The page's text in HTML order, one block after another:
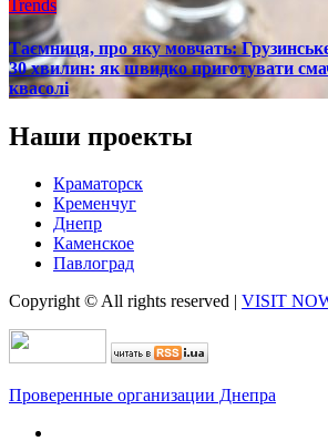
Trends
Таємниця, про яку мовчать:
30 хвилин: як швидко приготувати
квасолі
Наши проекты
Краматорск
Кременчуг
Днепр
Каменское
Павлоград
Copyright © All rights reserved | VISIT
Проверенные организации Днепра